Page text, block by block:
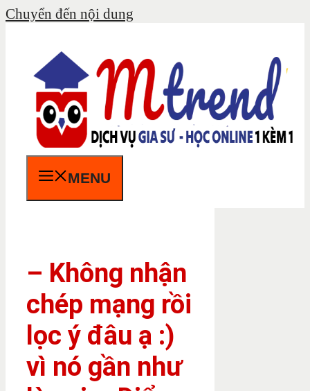
Chuyển đến nội dung
MENU
– Không nhận
chép mạng rồi
lọc ý đâu ạ :)
vì nó gần như